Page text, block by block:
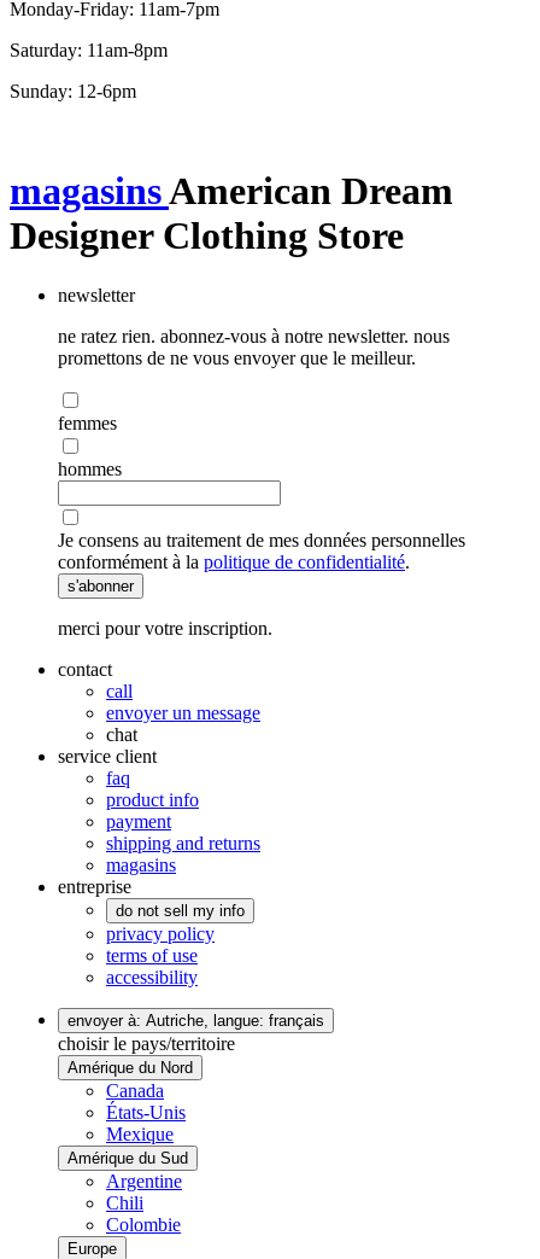
Monday-Friday: 11am-7pm
Saturday: 11am-8pm
Sunday: 12-6pm
magasinsAmerican Dream
Designer Clothing Store
newsletter
ne ratez rien. abonnez-vous à notre newsletter. nous
promettons de ne vous envoyer que le meilleur.
femmes
hommes
Je consens au traitement de mes données personnelles
conformément à la politique de confidentialité.
s'abonner
merci pour votre inscription.
contact
call
envoyer un message
chat
service client
faq
product info
payment
shipping and returns
magasins
entreprise
do not sell my info
privacy policy
terms of use
accessibility
envoyer à: Autriche, langue: français
choisir le pays/territoire
Amérique du Nord
Canada
États-Unis
Mexique
Amérique du Sud
Argentine
Chili
Colombie
Europe